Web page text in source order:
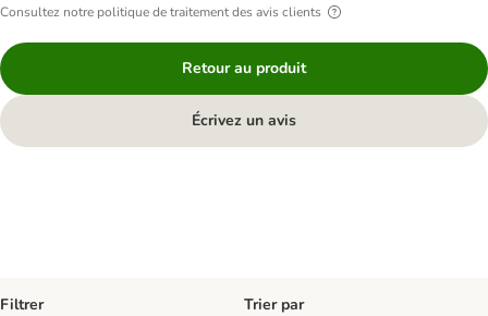
Consultez notre politique de traitement des avis clients
Retour au produit
Écrivez un avis
Filtrer Trier par